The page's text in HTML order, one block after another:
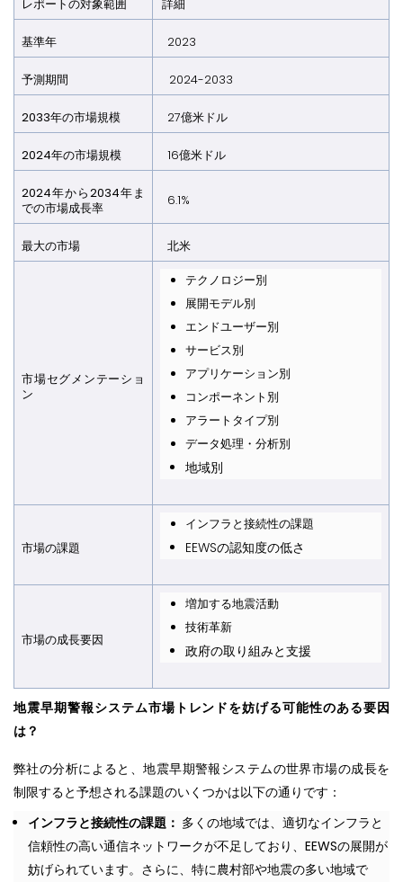
レポートの対象範囲 詳細
基準年 2023
予測期間 2024-2033
2033年の市場規模 27億米ドル
2024年の市場規模 16億米ドル
2024年から2034年ま
での市場成長率
6.1%
最大の市場 北米
市場セグメンテーショ
ン
テクノロジー別
展開モデル別
エンドユーザー別
サービス別
アプリケーション別
コンポーネント別
アラートタイプ別
データ処理・分析別
地域別
市場の課題
インフラと接続性の課題
EEWSの認知度の低さ
市場の成長要因
増加する地震活動
技術革新
政府の取り組みと支援
地震早期警報システム市場トレンドを妨げる可能性のある要因
は？
弊社の分析によると、地震早期警報システムの世界市場の成長を
制限すると予想される課題のいくつかは以下の通りです：
インフラと接続性の課題： 多くの地域では、適切なインフラと
信頼性の高い通信ネットワークが不足しており、EEWSの展開が
妨げられています。さらに、特に農村部や地震の多い地域で